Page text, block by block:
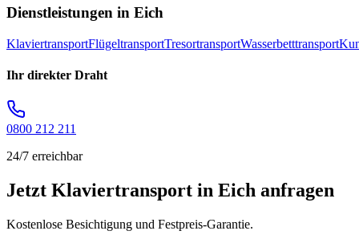
Dienstleistungen in Eich
KlaviertransportFlügeltransportTresortransportWasserbetttransport
Ihr direkter Draht
0800 212 211
24/7 erreichbar
Jetzt Klaviertransport in Eich anfragen
Kostenlose Besichtigung und Festpreis-Garantie.